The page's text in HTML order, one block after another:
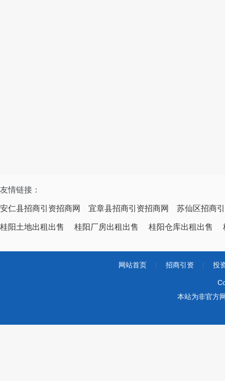
友情链接：
安仁县招商引资招商网 宜章县招商引资招商网 苏仙区招商
桂阳土地出租出售 桂阳厂房出租出售 桂阳仓库出租出售
网站首页 招商引资 投
本站为非官方